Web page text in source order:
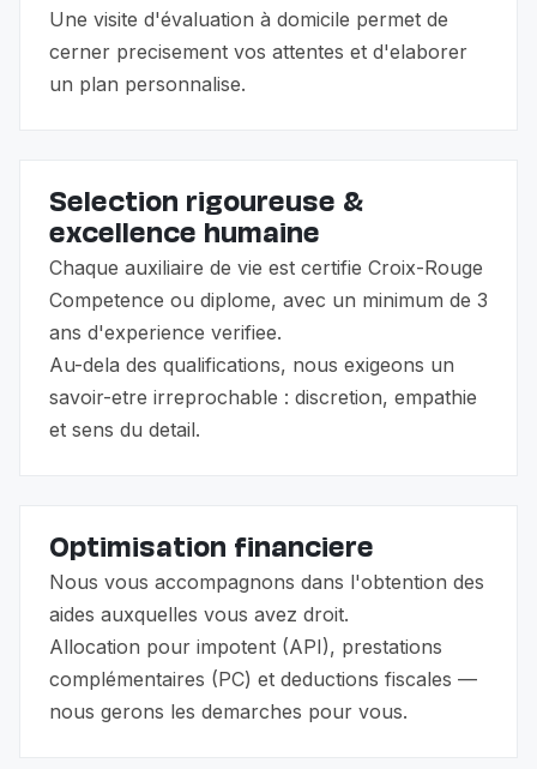
Une visite d'évaluation à domicile permet de
cerner precisement vos attentes et d'elaborer
un plan personnalise.
Selection rigoureuse &
excellence humaine
Chaque auxiliaire de vie est certifie Croix-Rouge
Competence ou diplome, avec un minimum de 3
ans d'experience verifiee.
Au-dela des qualifications, nous exigeons un
savoir-etre irreprochable : discretion, empathie
et sens du detail.
Optimisation financiere
Nous vous accompagnons dans l'obtention des
aides auxquelles vous avez droit.
Allocation pour impotent (API), prestations
complémentaires (PC) et deductions fiscales —
nous gerons les demarches pour vous.